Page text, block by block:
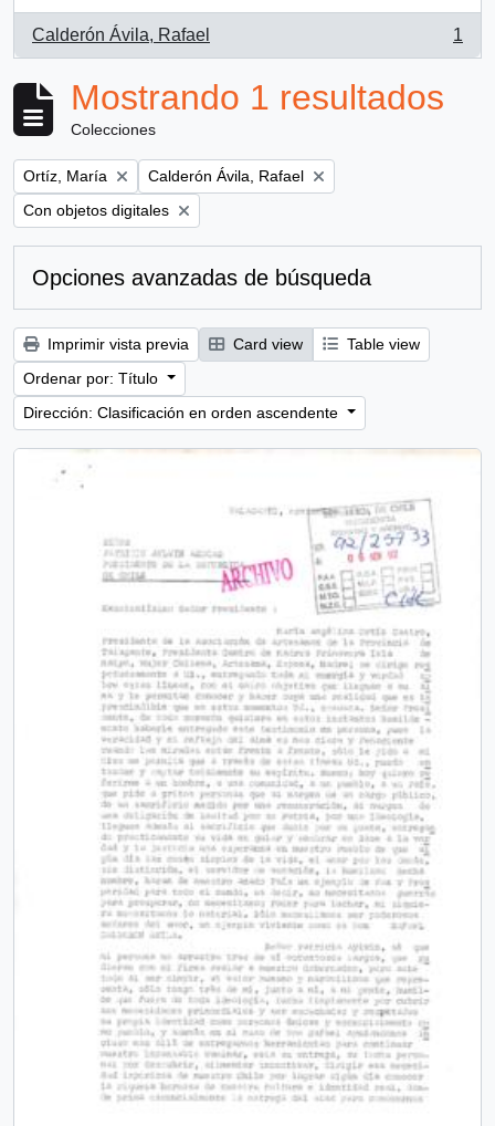
Calderón Ávila, Rafael
, 1 resultados
1
Mostrando 1 resultados
Colecciones
Remove filter:
Ortíz, María Remove filter:
Calderón Ávila, Rafael
Remove filter:
Con objetos digitales
Opciones avanzadas de búsqueda
Imprimir vista previa Card view
Table view
Ordenar por: Título
Dirección: Clasificación en orden ascendente